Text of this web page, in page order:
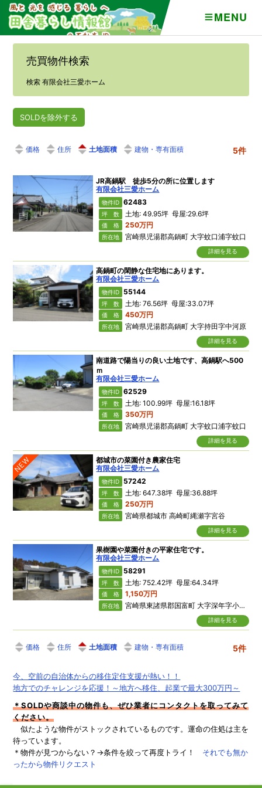
MENU
売買物件検索
検索 有限会社三愛ホーム
SOLDを除外する
価格 住所 土地面積 建物・専有面積 5件
JR高鍋駅 徒歩5分の所に位置します
有限会社三愛ホーム
物件ID 62483
坪 数 土地: 49.95坪 母屋:29.6坪
価 格 250万円
所在地 宮崎県児湯郡高鍋町 大字蚊口浦字蚊口
詳細を見る
高鍋町の閑静な住宅地にあります。
有限会社三愛ホーム
物件ID 55144
坪 数 土地: 76.56坪 母屋:33.07坪
価 格 450万円
所在地 宮崎県児湯郡高鍋町 大字持田字中河原
詳細を見る
南道路で陽当りの良い土地です、高鍋駅へ500
ｍ
有限会社三愛ホーム
物件ID 62529
坪 数 土地: 100.99坪 母屋:16.18坪
価 格 350万円
所在地 宮崎県児湯郡高鍋町 大字蚊口浦字蚊口
詳細を見る
NEW
都城市の菜園付き農家住宅
有限会社三愛ホーム
物件ID 57242
坪 数 土地: 647.38坪 母屋:36.88坪
価 格 250万円
所在地 宮崎県都城市 高崎町縄瀬字宮谷
詳細を見る
果樹園や菜園付きの平家住宅です。
有限会社三愛ホーム
物件ID 58291
坪 数 土地: 752.42坪 母屋:64.34坪
価 格 1,150万円
所在地 宮崎県東諸県郡国富町 大字深年字小原山
詳細を見る
価格 住所 土地面積 建物・専有面積 5件
今、空前の自治体からの移住定住支援が熱い！！
地方でのチャレンジを応援！～地方へ移住、起業で最大300万円～
＊SOLDや商談中の物件も、ぜひ業者にコンタクトを取ってみて
ください。
似たような物件がストックされているものです。運命の住処は主を
待っています。
＊物件が見つからない？→条件を絞って再度トライ！ それでも無か
ったから物件リクエスト